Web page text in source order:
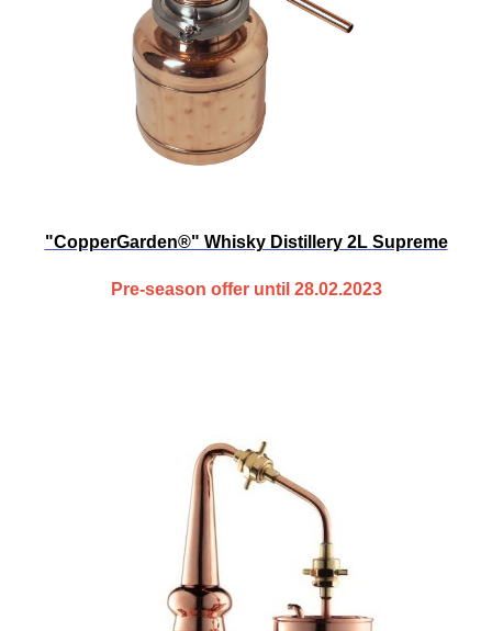
"CopperGarden®" Whisky Distillery 2L Supreme
Pre-season offer until 28.02.2023